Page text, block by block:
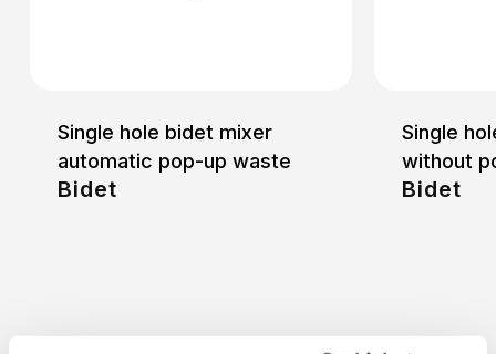
Single hole bidet mixer
automatic pop-up waste
Bidet
Single
without
Bidet